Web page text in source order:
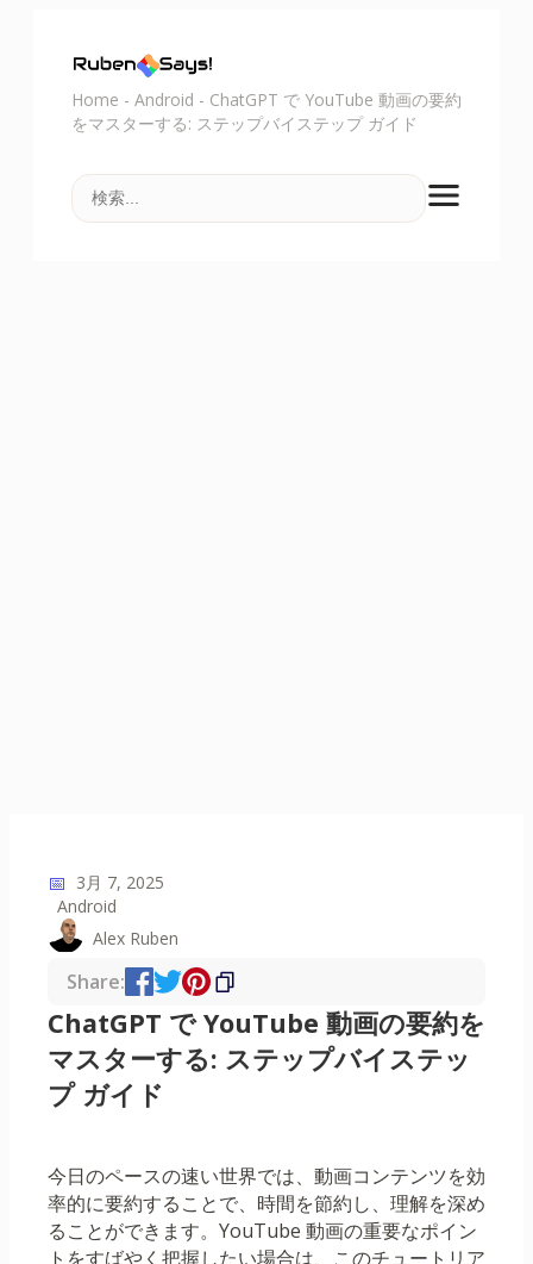
Home - Android - ChatGPT で YouTube 動画の要約
をマスターする: ステップバイステップ ガイド
📅 3月 7, 2025
Android
Alex Ruben
Share:
ChatGPT で YouTube 動画の要約を
マスターする: ステップバイステッ
プ ガイド
今日のペースの速い世界では、動画コンテンツを効
率的に要約することで、時間を節約し、理解を深め
ることができます。YouTube 動画の重要なポイン
トをすばやく把握したい場合は、このチュートリア